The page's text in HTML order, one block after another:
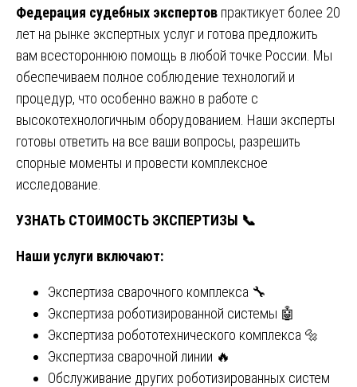
Федерация судебных экспертов практикует более 20
лет на рынке экспертных услуг и готова предложить
вам всестороннюю помощь в любой точке России. Мы
обеспечиваем полное соблюдение технологий и
процедур, что особенно важно в работе с
высокотехнологичным оборудованием. Наши эксперты
готовы ответить на все ваши вопросы, разрешить
спорные моменты и провести комплексное
исследование.
УЗНАТЬ СТОИМОСТЬ ЭКСПЕРТИЗЫ 📞
Наши услуги включают:
Экспертиза сварочного комплекса 🔧
Экспертиза роботизированной системы 🤖
Экспертиза робототехнического комплекса 🔩
Экспертиза сварочной линии 🔥
Обслуживание других роботизированных систем